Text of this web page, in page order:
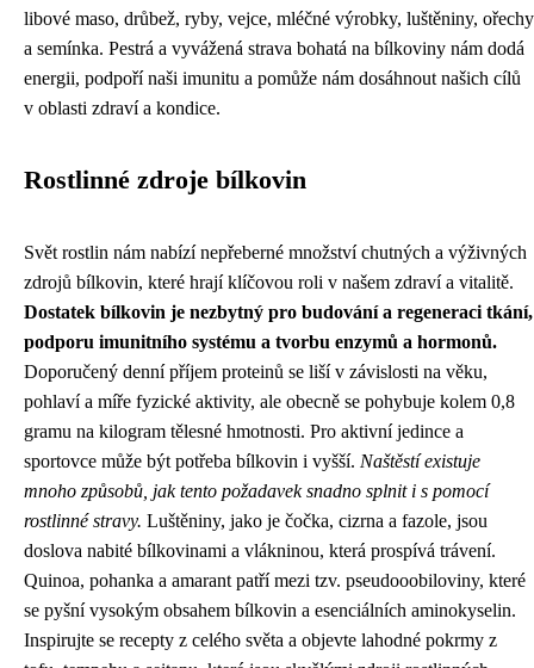
libové maso, drůbež, ryby, vejce, mléčné výrobky, luštěniny, ořechy
a semínka. Pestrá a vyvážená strava bohatá na bílkoviny nám dodá
energii, podpoří naši imunitu a pomůže nám dosáhnout našich cílů
v oblasti zdraví a kondice.
Rostlinné zdroje bílkovin
Svět rostlin nám nabízí nepřeberné množství chutných a výživných
zdrojů bílkovin, které hrají klíčovou roli v našem zdraví a vitalitě.
Dostatek bílkovin je nezbytný pro budování a regeneraci tkání,
podporu imunitního systému a tvorbu enzymů a hormonů.
Doporučený denní příjem proteinů se liší v závislosti na věku,
pohlaví a míře fyzické aktivity, ale obecně se pohybuje kolem 0,8
gramu na kilogram tělesné hmotnosti. Pro aktivní jedince a
sportovce může být potřeba bílkovin i vyšší. Naštěstí existuje
mnoho způsobů, jak tento požadavek snadno splnit i s pomocí
rostlinné stravy. Luštěniny, jako je čočka, cizrna a fazole, jsou
doslova nabité bílkovinami a vlákninou, která prospívá trávení.
Quinoa, pohanka a amarant patří mezi tzv. pseudooobiloviny, které
se pyšní vysokým obsahem bílkovin a esenciálních aminokyselin.
Inspirujte se recepty z celého světa a objevte lahodné pokrmy z